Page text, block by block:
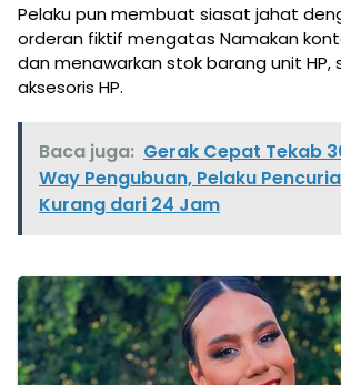
Pelaku pun membuat siasat jahat
orderan fiktif mengatas Namakan
dan menawarkan stok barang unit HP,
aksesoris HP.
Baca juga: Gerak Cepat Tekab
Way Pengubuan, Pelaku
Kurang dari 24 Jam